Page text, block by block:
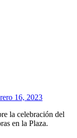
16, 2023
la celebración del
en la Plaza.